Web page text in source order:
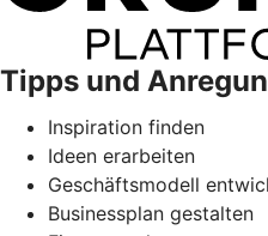
Tipps und
Inspiration finden
Ideen erarbeiten
Geschäftsmodell
Businessplan gestalten